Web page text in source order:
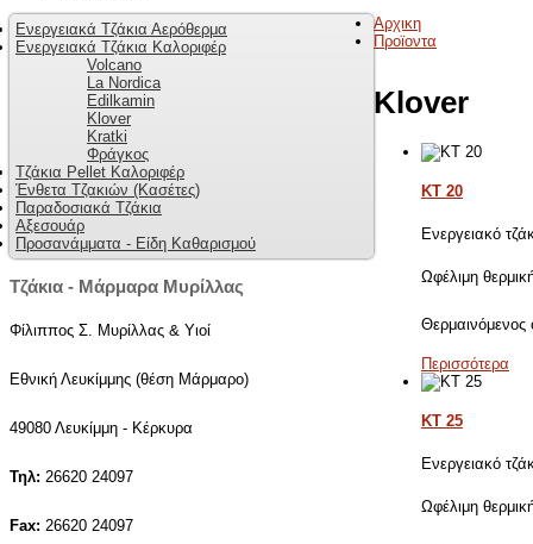
Ενεργειακά Τζάκια Αερόθερμα
Ενεργειακά Τζάκια Καλοριφέρ
Volcano
La Nordica
Edilkamin
Klover
Kratki
Φράγκος
Τζάκια Pellet Καλοριφέρ
Ένθετα Τζακιών (Κασέτες)
Παραδοσιακά Τζάκια
Αξεσουάρ
Προσανάμματα - Είδη Καθαρισμού
Τζάκια - Μάρμαρα Μυρίλλας
Φίλιππος Σ. Μυρίλλας & Υιοί
Εθνική Λευκίμμης (θέση Μάρμαρο)
49080 Λευκίμμη - Κέρκυρα
Τηλ: 26620 24097
Fax: 26620 24097
Klover
KT 20
Ενεργειακό
Ωφέλιμη
Περισσότερα
KT 25
Ενεργειακό
Ωφέλιμη
Αρχικη
Προϊοντα